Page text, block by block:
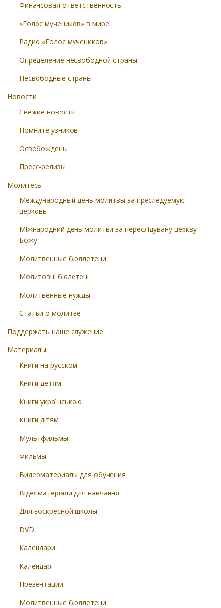
Финансовая ответственность
«Голос мучеников» в мире
Радио «Голос мучеников»
Определение несвободной страны
Несвободные страны
Новости
Свежие новости
Помните узников
Освобождены
Пресс-релизы
Молитесь
Международный день молитвы за преследуемую
церковь
Міжнародний день молитви за переслідувану церкву
Божу
Молитвенные бюллетени
Молитовні бюлетені
Молитвенные нужды
Статьи о молитве
Поддержать наше служение
Материалы
Книги на русском
Книги детям
Книги українською
Книги дітям
Мультфильмы
Фильмы
Видеоматериалы для обучения
Відеоматеріали для навчання
Для воскресной школы
DVD
Календари
Календарі
Презентации
Молитвенные бюллетени